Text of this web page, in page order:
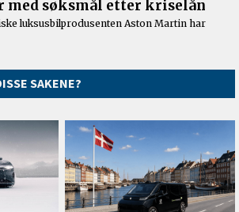
SAKENE?